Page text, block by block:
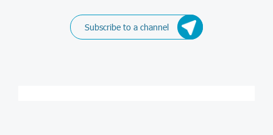
Subscribe to a channel